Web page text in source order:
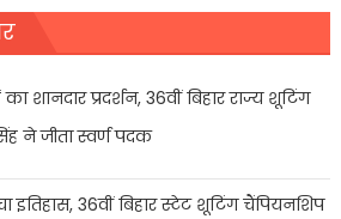
शानदार प्रदर्शन, 36वीं बिहार राज्य शूटिंग
ने जीता स्वर्ण पदक
इतिहास, 36वीं बिहार स्टेट शूटिंग चैंपियनशिप